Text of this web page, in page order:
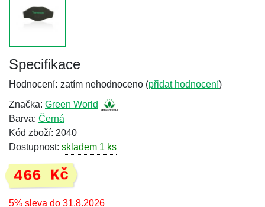
Specifikace
Hodnocení: zatím nehodnoceno (přidat hodnocení)
Značka: Green World
Barva: Černá
Kód zboží: 2040
Dostupnost: skladem 1 ks
466 Kč
5% sleva do 31.8.2026